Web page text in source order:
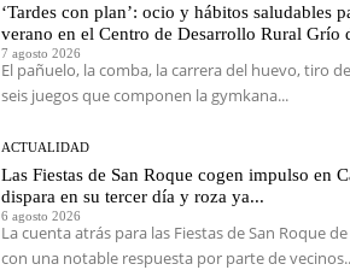
‘Tardes con plan’: ocio y hábitos saludables
verano en el Centro de Desarrollo Rural Grío
7 agosto 2026
El pañuelo, la comba, la carrera del huevo, tiro
seis juegos que componen la gymkana...
ACTUALIDAD
Las Fiestas de San Roque cogen impulso en
dispara en su tercer día y roza ya...
6 agosto 2026
La cuenta atrás para las Fiestas de San Roque
con una notable respuesta por parte de